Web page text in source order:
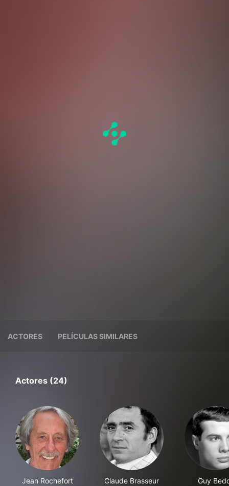
ACTORES PELÍCULAS SIMILARES
Actores (24)
Jean Rochefort
Claude Brasseur
Guy